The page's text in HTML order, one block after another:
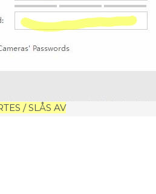
/ SLÅS AV